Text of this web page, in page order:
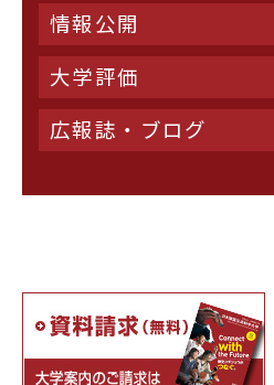
情報公開
大学評価
広報誌・ブログ